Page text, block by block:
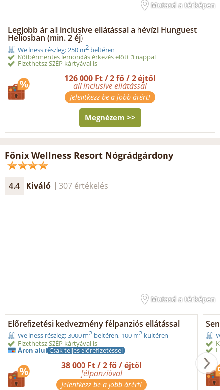
Mutasd a térképen
Legjobb ár all inclusive ellátással a hévízi Hunguest
Heliosban (min. 2 éj)
Wellness részleg: 250 m2 beltéren
Kötbérmentes lemondás érkezés előtt 3 nappal
Fizethetsz SZÉP kártyával is
126 000 Ft / 2 fő / 2 éjtől
all inclusive ellátással
Jelentkezz be a jobb árért!
Megnézem >>
Főnix Wellness Resort Nógrádgárdony
4.4 Kiváló 307 értékelés
Mutasd a térképen
Előrefizetési kedvezmény félpanziós ellátással
Wellness részleg: 3000 m2 beltéren, 100 m2 kültéren
Fizethetsz SZÉP kártyával is
Áron alul Csak teljes előrefizetéssel
38 000 Ft / 2 fő / éjtől
félpanzióval
Jelentkezz be a jobb árért!